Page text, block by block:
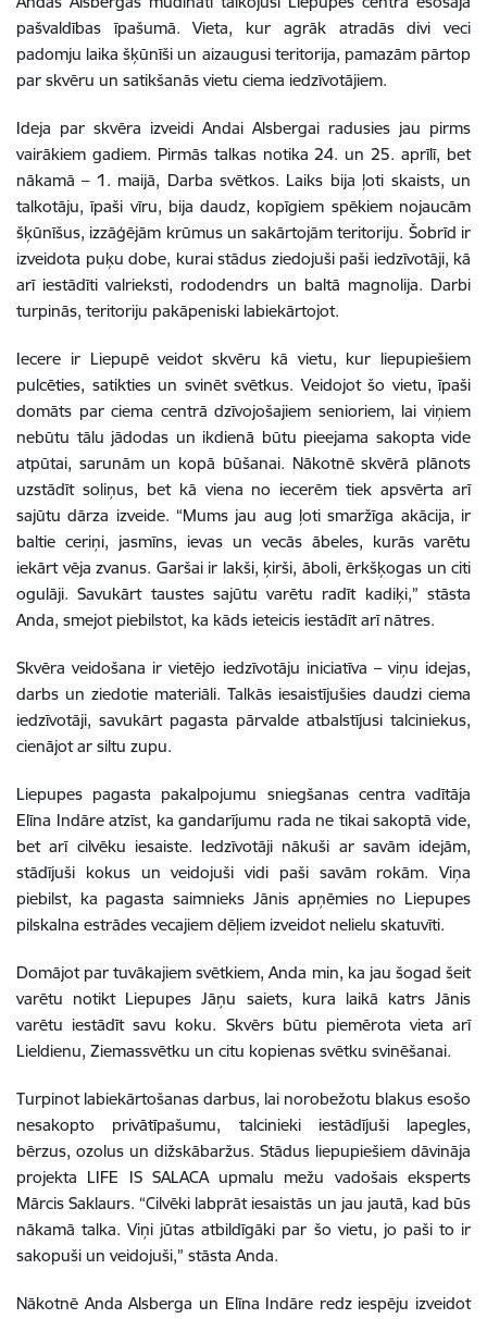
pašvaldības īpašumā. Vieta, kur agrāk atradās divi veci
padomju laika šķūnīši un aizaugusi teritorija, pamazām pārtop
par skvēru un satikšanās vietu ciema iedzīvotājiem.
Ideja par skvēra izveidi Andai Alsbergai radusies jau pirms
vairākiem gadiem. Pirmās talkas notika 24. un 25. aprīlī, bet
nākamā – 1. maijā, Darba svētkos. Laiks bija ļoti skaists, un
talkotāju, īpaši vīru, bija daudz, kopīgiem spēkiem nojaucām
šķūnīšus, izzāģējām krūmus un sakārtojām teritoriju. Šobrīd ir
izveidota puķu dobe, kurai stādus ziedojuši paši iedzīvotāji, kā
arī iestādīti valrieksti, rododendrs un baltā magnolija. Darbi
turpinās, teritoriju pakāpeniski labiekārtojot.
Iecere ir Liepupē veidot skvēru kā vietu, kur liepupiešiem
pulcēties, satikties un svinēt svētkus. Veidojot šo vietu, īpaši
domāts par ciema centrā dzīvojošajiem senioriem, lai viņiem
nebūtu tālu jādodas un ikdienā būtu pieejama sakopta vide
atpūtai, sarunām un kopā būšanai. Nākotnē skvērā plānots
uzstādīt soliņus, bet kā viena no iecerēm tiek apsvērta arī
sajūtu dārza izveide. “Mums jau aug ļoti smaržīga akācija, ir
baltie ceriņi, jasmīns, ievas un vecās ābeles, kurās varētu
iekārt vēja zvanus. Garšai ir lakši, ķirši, āboli, ērkšķogas un citi
ogulāji. Savukārt taustes sajūtu varētu radīt kadiķi,” stāsta
Anda, smejot piebilstot, ka kāds ieteicis iestādīt arī nātres.
Skvēra veidošana ir vietējo iedzīvotāju iniciatīva – viņu idejas,
darbs un ziedotie materiāli. Talkās iesaistījušies daudzi ciema
iedzīvotāji, savukārt pagasta pārvalde atbalstījusi talciniekus,
cienājot ar siltu zupu.
Liepupes pagasta pakalpojumu sniegšanas centra vadītāja
Elīna Indāre atzīst, ka gandarījumu rada ne tikai sakoptā vide,
bet arī cilvēku iesaiste. Iedzīvotāji nākuši ar savām idejām,
stādījuši kokus un veidojuši vidi paši savām rokām. Viņa
piebilst, ka pagasta saimnieks Jānis apņēmies no Liepupes
pilskalna estrādes vecajiem dēļiem izveidot nelielu skatuvīti.
Domājot par tuvākajiem svētkiem, Anda min, ka jau šogad šeit
varētu notikt Liepupes Jāņu saiets, kura laikā katrs Jānis
varētu iestādīt savu koku. Skvērs būtu piemērota vieta arī
Lieldienu, Ziemassvētku un citu kopienas svētku svinēšanai.
Turpinot labiekārtošanas darbus, lai norobežotu blakus esošo
nesakopto privātīpašumu, talcinieki iestādījuši lapegles,
bērzus, ozolus un dižskābaržus. Stādus liepupiešiem dāvināja
projekta LIFE IS SALACA upmalu mežu vadošais eksperts
Mārcis Saklaurs. “Cilvēki labprāt iesaistās un jau jautā, kad būs
nākamā talka. Viņi jūtas atbildīgāki par šo vietu, jo paši to ir
sakopuši un veidojuši,” stāsta Anda.
Nākotnē Anda Alsberga un Elīna Indāre redz iespēju izveidot